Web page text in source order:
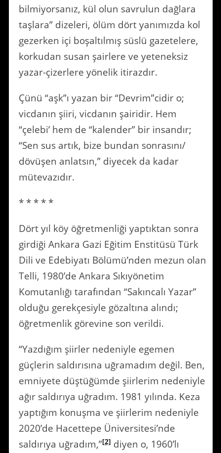
bilmiyorsanız, kül olun savrulun dağlara
taşlara” dizeleri, ölüm dört yanımızda kol
gezerken içi boşaltılmış süslü gazetelere,
korkudan susan şairlere ve yeteneksiz
yazar-çizerlere yönelik itirazdır.
Çünü “aşk”ı yazan bir “Devrim”cidir o;
vicdanın şiiri, vicdanın şairidir. Hem
“çelebi’ hem de “kalender” bir insandır;
“Sen sus artık, bize bundan sonrasını/
dövüşen anlatsın,” diyecek da kadar
mütevazıdır.
* * * * *
Dört yıl köy öğretmenliği yaptıktan sonra
girdiği Ankara Gazi Eğitim Enstitüsü Türk
Dili ve Edebiyatı Bölümü’nden mezun olan
Telli, 1980’de Ankara Sıkıyönetim
Komutanlığı tarafından “Sakıncalı Yazar”
olduğu gerekçesiyle gözaltına alındı;
öğretmenlik görevine son verildi.
“Yazdığım şiirler nedeniyle egemen
güçlerin saldırısına uğramadım değil. Ben,
emniyete düştüğümde şiirlerim nedeniyle
ağır saldırıya uğradım. 1981 yılında. Keza
yaptığım konuşma ve şiirlerim nedeniyle
2020’de Hacettepe Üniversitesi’nde
saldırıya uğradım,”[2] diyen o, 1960’lı